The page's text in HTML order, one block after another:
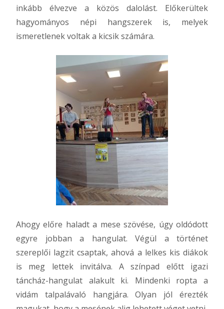
inkább élvezve a közös dalolást. Előkerültek
hagyományos népi hangszerek is, melyek
ismeretlenek voltak a kicsik számára.
Ahogy előre haladt a mese szövése, úgy oldódott
egyre jobban a hangulat. Végül a történet
szereplői lagzit csaptak, ahová a lelkes kis diákok
is meg lettek invitálva. A színpad előtt igazi
táncház-hangulat alakult ki. Mindenki ropta a
vidám talpalávaló hangjára. Olyan jól érezték